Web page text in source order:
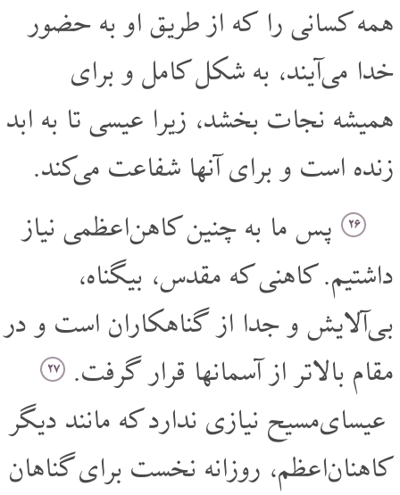
همه کسانی را که از طریق او به حضور
خدا می‌آیند، به شکل کامل و برای
همیشه نجات بخشد، زیرا عیسی تا به ابد
زنده است و برای آنها شفاعت می‌کند.
۲۶ پس ما به چنین کاهن‌اعظمی نیاز
داشتیم. کاهنی که مقدس، بیگناه،
بی‌آلایش و جدا از گناهکاران است و در
مقام بالاتر از آسمانها قرار گرفت.
۲۷
عیسای‌مسیح نیازی ندارد که مانند دیگر
کاهنان‌اعظم، روزانه نخست برای گناهان